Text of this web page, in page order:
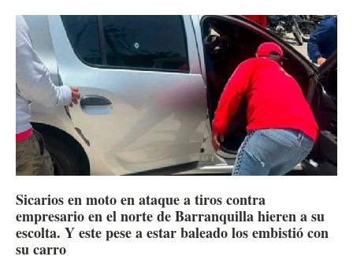
Sicarios en moto en ataque a tiros contra
empresario en el norte de Barranquilla hieren a su
escolta. Y este pese a estar baleado los embistió con
su carro